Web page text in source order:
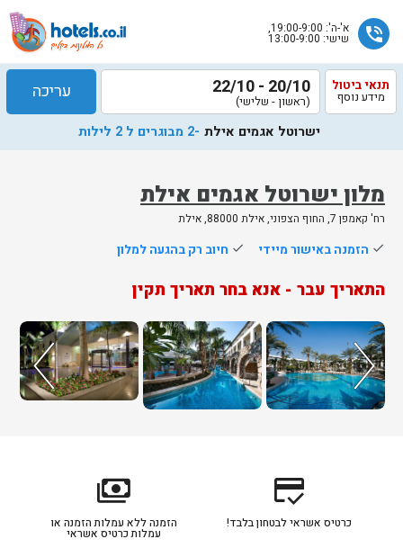
phone_in_talk א'-ה': 19:00-9:00,
שישי: 13:00-9:00
מלון ישרוטל אגמים אילת
רח' קאמפן 7, החוף הצפוני, אילת 88000, אילת
תנאי ביטול
מידע נוסף 20/10 - 22/10
(ראשון - שלישי) עריכה
ישרוטל אגמים אילת -2 מבוגרים ל 2 לילות
done הזמנה באישור מיידי done חיוב רק בהגעה למלון
התאריך עבר - אנא בחר תאריך תקין
שלח
הוטלס
אליך
בשעות
הפעילות
credit_score
כרטיס אשראי לבטחון בלבד!
payments
הזמנה ללא עמלות הזמנה או
עמלות כרטיס אשראי